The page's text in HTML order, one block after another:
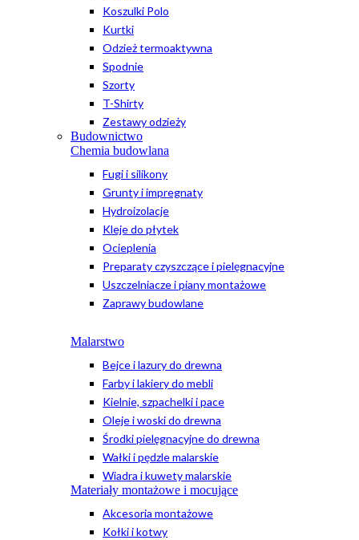
Koszulki Polo
Kurtki
Odzież termoaktywna
Spodnie
Szorty
T-Shirty
Zestawy odzieży
Budownictwo
Chemia budowlana
Fugi i silikony
Grunty i impregnaty
Hydroizolacje
Kleje do płytek
Ocieplenia
Preparaty czyszczące i pielęgnacyjne
Uszczelniacze i piany montażowe
Zaprawy budowlane
Malarstwo
Bejce i lazury do drewna
Farby i lakiery do mebli
Kielnie, szpachelki i pace
Oleje i woski do drewna
Środki pielęgnacyjne do drewna
Wałki i pędzle malarskie
Wiadra i kuwety malarskie
Materiały montażowe i mocujące
Akcesoria montażowe
Kołki i kotwy